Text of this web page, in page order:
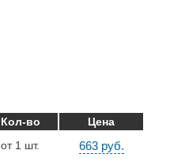
Кол-во
Цена
от 1 шт. 663 руб.